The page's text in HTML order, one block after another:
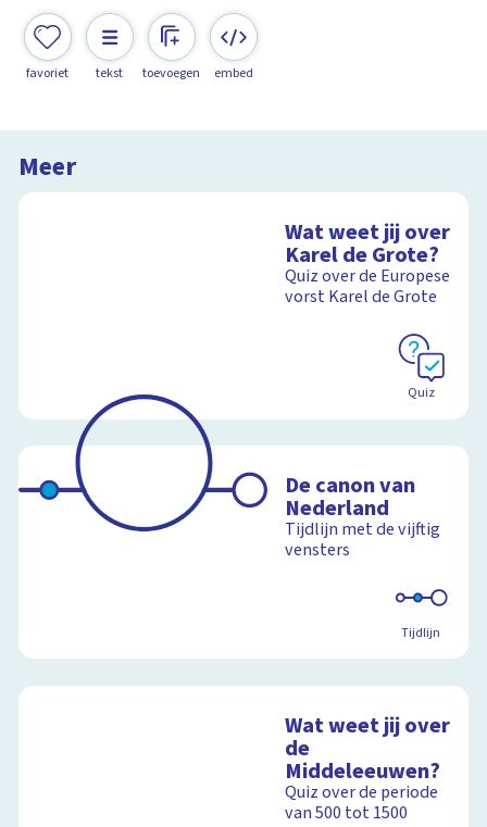
favoriet tekst toevoegen embed
Meer
Wat weet jij over
Karel de Grote?
Quiz over de Europese
vorst Karel de Grote
Quiz
De canon van
Nederland
Tijdlijn met de vijftig
vensters
Tijdlijn
Wat weet jij over
de
Middeleeuwen?
Quiz over de periode
van 500 tot 1500